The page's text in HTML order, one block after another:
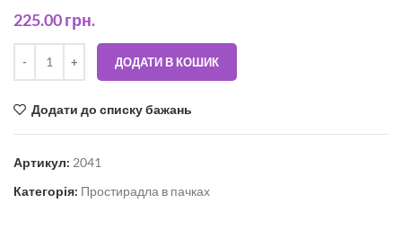
225.00грн.
ДОДАТИ В КОШИК
Додати до списку бажань
Артикул: 2041
Категорія: Простирадла в пачках